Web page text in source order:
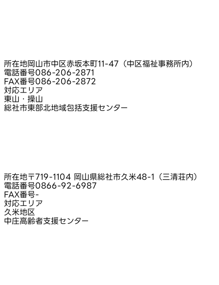
所在地岡山市中区赤坂本町11-47（中区福祉事務所内）
電話番号086-206-2871
FAX番号086-206-2872
対応エリア
東山・操山
総社市東部北地域包括支援センター
所在地〒719-1104 岡山県総社市久米48-1（三清荘内）
電話番号0866-92-6987
FAX番号-
対応エリア
久米地区
中庄高齢者支援センター